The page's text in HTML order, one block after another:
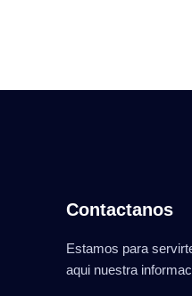
Contactanos
Estamos para
aqui nuestra